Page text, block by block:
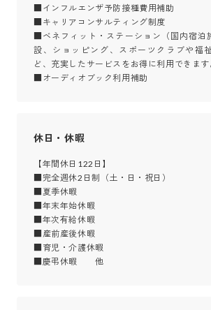
■インフルエンザ予防接種費用補助
■キャリアコンサルティング制度
■ベネフィット・ステーション（国内宿泊
設、ショッピング、スポーツクラブや福
ど、充実したサービスをお得に利用できます
■オーディオブック利用補助
休日・休暇
【年間休日122日】
■完全週休2日制（土・日・祝日）
■夏季休暇
■年末年始休暇
■年次有給休暇
■産前産後休暇
■育児・介護休暇
■慶弔休暇　　他